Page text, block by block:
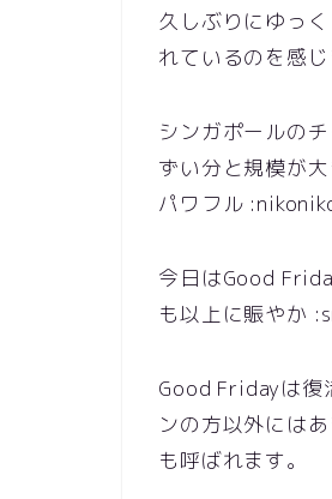
久しぶりにゆっ
れているのを感
シンガポールの
ずい分と規模が
パワフル
今日はGood
も以上に賑やか
Good Fridayは復
ンの方以外には
も呼ばれます。